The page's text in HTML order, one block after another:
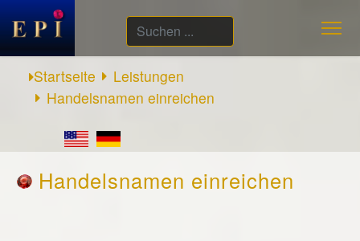
Suchen
...
Startseite
Leistungen
Handelsnamen einreichen
Handelsnamen einreichen